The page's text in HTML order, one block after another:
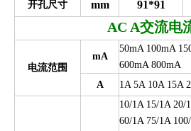
开孔尺寸 mm 91*91
AC A交流电
电流范围
mA
50mA 100mA
600mA 800mA
A
1A 5A 10A 15A
10/1A 15/1A 20/
60/1A 75/1A